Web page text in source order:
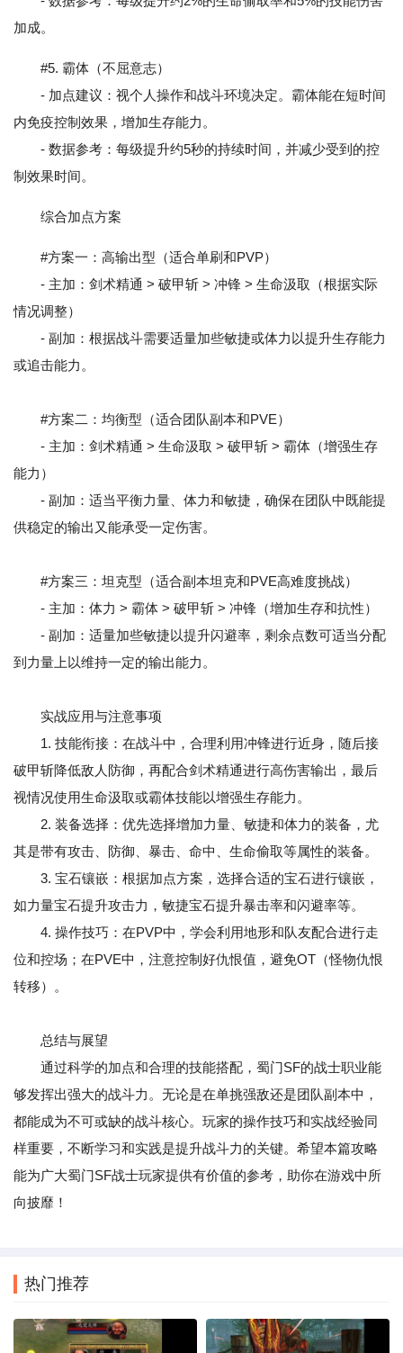
加成。
#5. 霸体（不屈意志）
- 加点建议：视个人操作和战斗环境决定。霸体能在短时间
内免疫控制效果，增加生存能力。
- 数据参考：每级提升约5秒的持续时间，并减少受到的控
制效果时间。
综合加点方案
#方案一：高输出型（适合单刷和PVP）
- 主加：剑术精通 > 破甲斩 > 冲锋 > 生命汲取（根据实际
情况调整）
- 副加：根据战斗需要适量加些敏捷或体力以提升生存能力
或追击能力。
#方案二：均衡型（适合团队副本和PVE）
- 主加：剑术精通 > 生命汲取 > 破甲斩 > 霸体（增强生存
能力）
- 副加：适当平衡力量、体力和敏捷，确保在团队中既能提
供稳定的输出又能承受一定伤害。
#方案三：坦克型（适合副本坦克和PVE高难度挑战）
- 主加：体力 > 霸体 > 破甲斩 > 冲锋（增加生存和抗性）
- 副加：适量加些敏捷以提升闪避率，剩余点数可适当分配
到力量上以维持一定的输出能力。
实战应用与注意事项
1. 技能衔接：在战斗中，合理利用冲锋进行近身，随后接
破甲斩降低敌人防御，再配合剑术精通进行高伤害输出，最后
视情况使用生命汲取或霸体技能以增强生存能力。
2. 装备选择：优先选择增加力量、敏捷和体力的装备，尤
其是带有攻击、防御、暴击、命中、生命偷取等属性的装备。
3. 宝石镶嵌：根据加点方案，选择合适的宝石进行镶嵌，
如力量宝石提升攻击力，敏捷宝石提升暴击率和闪避率等。
4. 操作技巧：在PVP中，学会利用地形和队友配合进行走
位和控场；在PVE中，注意控制好仇恨值，避免OT（怪物仇恨
转移）。
总结与展望
通过科学的加点和合理的技能搭配，蜀门SF的战士职业能
够发挥出强大的战斗力。无论是在单挑强敌还是团队副本中，
都能成为不可或缺的战斗核心。玩家的操作技巧和实战经验同
样重要，不断学习和实践是提升战斗力的关键。希望本篇攻略
能为广大蜀门SF战士玩家提供有价值的参考，助你在游戏中所
向披靡！
热门推荐